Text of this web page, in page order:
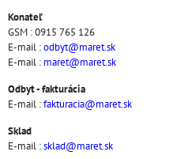
Konateľ
GSM : 0915 765 126
E-mail :odbyt@maret.sk
E-mail : maret@maret.sk
Odbyt - fakturácia
E-mail :fakturacia@maret.sk
Sklad
E-mail :sklad@maret.sk